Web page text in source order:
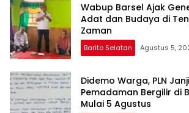
Wabup Barsel Ajak
Adat dan Budaya di
Zaman
Barito Selatan Agustus 5,
Didemo Warga, PLN
Pemadaman Bergilir di
Mulai 5 Agustus